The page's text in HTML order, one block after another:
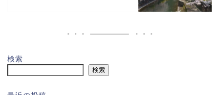
検索
検索